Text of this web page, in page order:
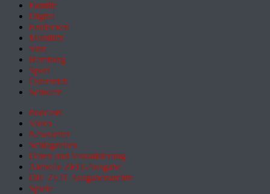
Familie
Digital
Entdecken
Mobilität
Sinn
Hamburg
Sport
Österreich
Schweiz
Podcasts
Video
Newsletter
Schlagzeilen
Daten und Visualisierung
Aktuelle ZEIT-Ausgabe
DIE ZEIT Ausgabenarchiv
Spiele